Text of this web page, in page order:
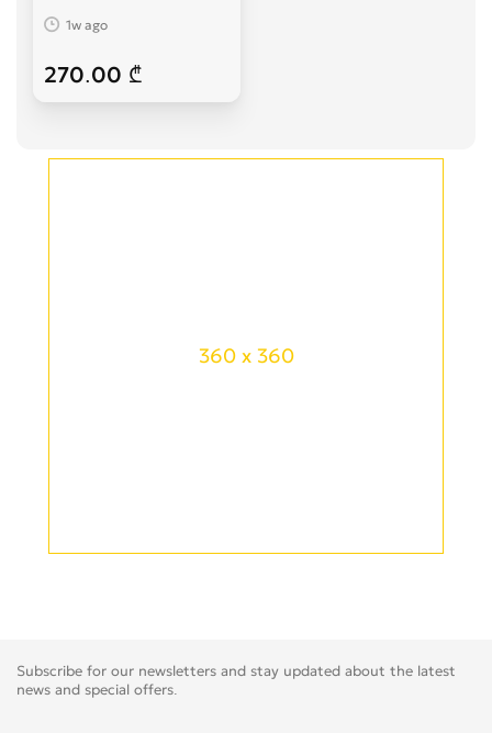
1w ago
270.00 ₾
360 x 360
Subscribe for our newsletters and stay updated about the latest
news and special offers.